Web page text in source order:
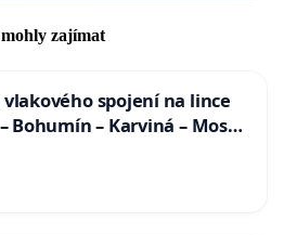
zajímat
spojení na lince
Bohumín – Karviná – Mosty